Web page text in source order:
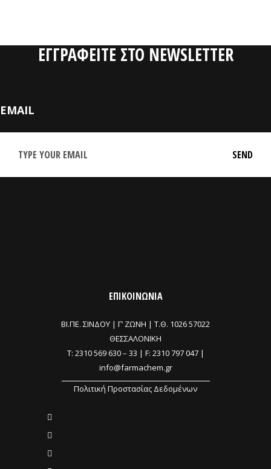
ΕΓΓΡΑΦΕΙΤΕ ΣΤΟ NEWSLETTER
EMAIL
ΕΠΙΚΟΙΝΩΝΙΑ
ΒΙ.ΠΕ. ΣΙΝΔΟΥ | Γ’ ΖΩΝΗ | Τ.Θ. 1026 57022
ΘΕΣΣΑΛΟΝΙΚΗ
T: 2310 569 630– 33 | F: 2310 797 047 |
info@farmachem.gr
Πολιτική Προστασίας Δεδομένων